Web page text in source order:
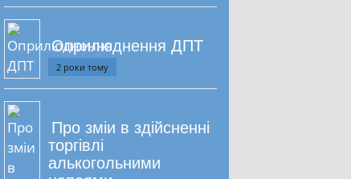
Оприлюднення ДПТ
2 роки тому
Про зміи в здійсненні
торгівлі
алькогольними